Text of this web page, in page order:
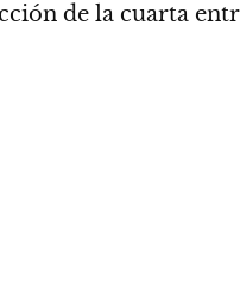
de la cuarta